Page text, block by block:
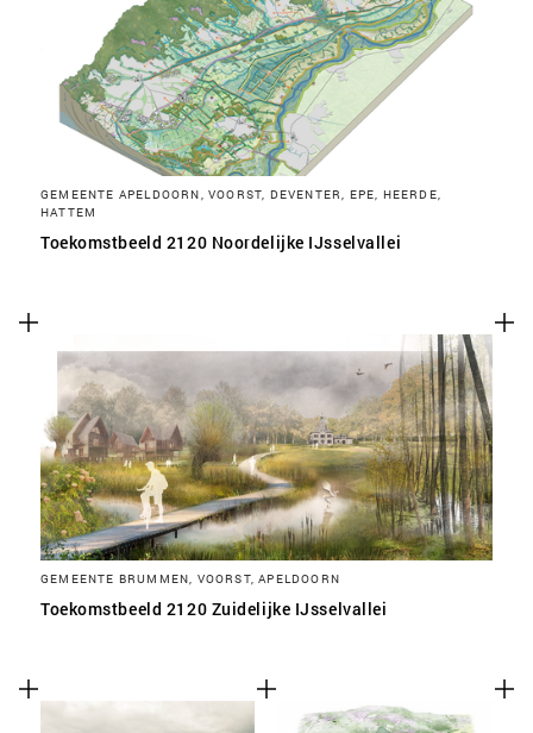
GEMEENTE APELDOORN, VOORST, DEVENTER, EPE, HEERDE,
HATTEM
Toekomstbeeld 2120 Noordelijke IJsselvallei
GEMEENTE BRUMMEN, VOORST, APELDOORN
Toekomstbeeld 2120 Zuidelijke IJsselvallei
SLA VOORKEUREN OP